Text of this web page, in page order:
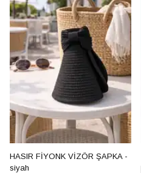
HASIR FİYONK VİZÖR ŞAPKA -
siyah